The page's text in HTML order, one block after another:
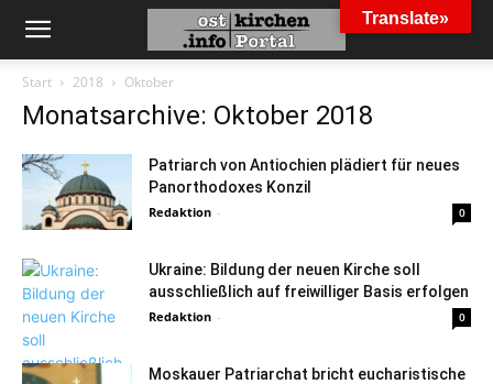
Start 2018 Oktober
Monatsarchive: Oktober 2018
Patriarch von Antiochien plädiert für neues
Panorthodoxes Konzil
Redaktion - 0
Ukraine: Bildung der neuen Kirche soll
ausschließlich auf freiwilliger Basis erfolgen
Redaktion - 0
Moskauer Patriarchat bricht eucharistische
Translate»